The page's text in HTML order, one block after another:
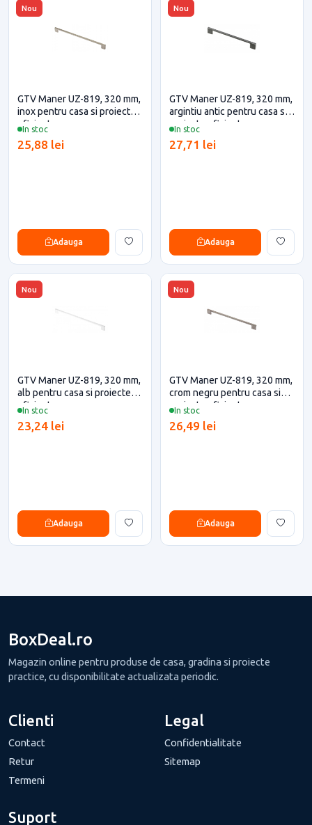
Nou
In stoc
GTV Maner UZ-819, 320 mm,
inox pentru casa si proiecte
eficiente
25,88 lei
Adauga
Nou
In stoc
GTV Maner UZ-819, 320 mm,
argintiu antic pentru casa si
proiecte eficiente
27,71 lei
Adauga
Nou
In stoc
GTV Maner UZ-819, 320 mm,
alb pentru casa si proiecte
eficiente
23,24 lei
Adauga
Nou
In stoc
GTV Maner UZ-819, 320 mm,
crom negru pentru casa si
proiecte eficiente
26,49 lei
Adauga
BoxDeal.ro
Magazin online pentru produse de casa, gradina si proiecte
practice, cu disponibilitate actualizata periodic.
Clienti
Contact
Retur
Termeni
Legal
Confidentialitate
Sitemap
Suport